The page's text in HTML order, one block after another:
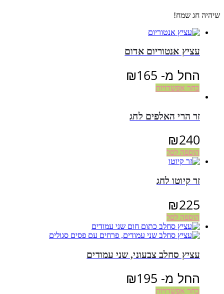
שיהיה חג שמח!
עציץ אנטוריום אדום
החל מ- ₪165
בחר אפשרויות
זר הרי האלפים לחג
₪240
הוספה לסל
זר קיוטו לחג
₪225
הוספה לסל
עציץ סחלב צבעוני, שני עמודים
החל מ- ₪195
בחר אפשרויות